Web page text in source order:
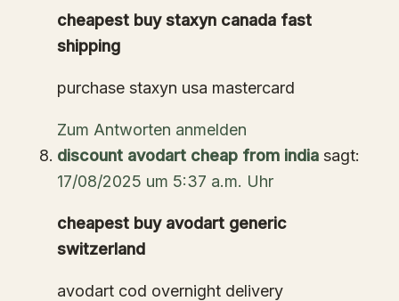
cheapest buy staxyn canada fast
shipping
purchase staxyn usa mastercard
Zum Antworten anmelden
discount avodart cheap from india sagt:
17/08/2025 um 5:37 a.m. Uhr
cheapest buy avodart generic
switzerland
avodart cod overnight delivery